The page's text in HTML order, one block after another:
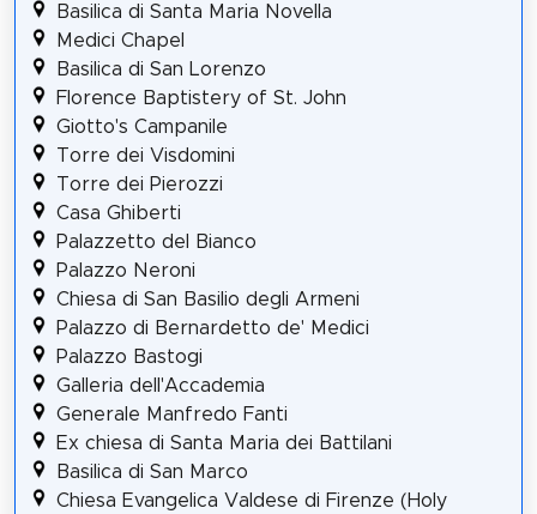
Basilica di Santa Maria Novella
Medici Chapel
Basilica di San Lorenzo
Florence Baptistery of St. John
Giotto's Campanile
Torre dei Visdomini
Torre dei Pierozzi
Casa Ghiberti
Palazzetto del Bianco
Palazzo Neroni
Chiesa di San Basilio degli Armeni
Palazzo di Bernardetto de' Medici
Palazzo Bastogi
Galleria dell'Accademia
Generale Manfredo Fanti
Ex chiesa di Santa Maria dei Battilani
Basilica di San Marco
Chiesa Evangelica Valdese di Firenze (Holy